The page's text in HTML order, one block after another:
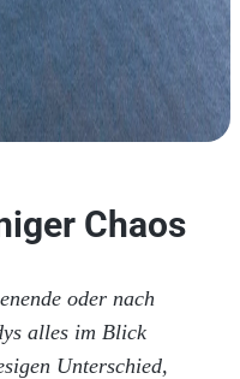
Chaos
oder nach
alles im Blick
Unterschied,